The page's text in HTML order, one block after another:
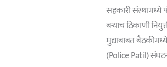
सहकारी संस्थामध्ये
बऱ्याच ठिकाणी
मुद्याबाबत
(Police Patil)